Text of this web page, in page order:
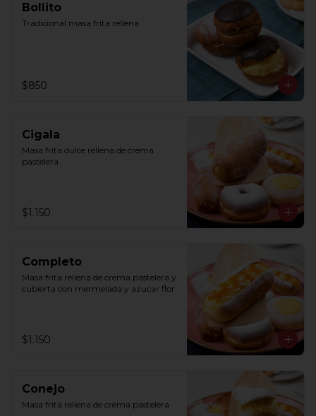
Bollito
Tradicional masa frita rellena
$850
Cigala
Masa frita dulce rellena de crema
pastelera
$1.150
Completo
Masa frita rellena de crema pastelera y
cubierta con mermelada y azucar flor
$1.150
Conejo
Masa frita rellena de crema pastelera